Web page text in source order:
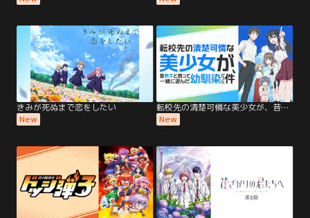
きみが死ぬまで恋をしたい
New
転校先の清楚可憐な美少女が、昔男子と思って一緒に遊んだ幼馴染だった件
New